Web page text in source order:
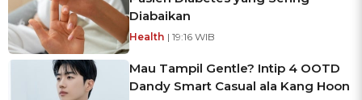
Diabaikan
Health | 19:16 WIB
Mau Tampil Gentle? Intip 4 OOTD
Dandy Smart Casual ala Kang Hoon